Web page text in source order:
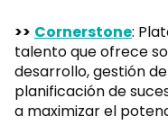
>> Cornerstone:
talento que ofrece
desarrollo, gestión
planificación de
a maximizar el